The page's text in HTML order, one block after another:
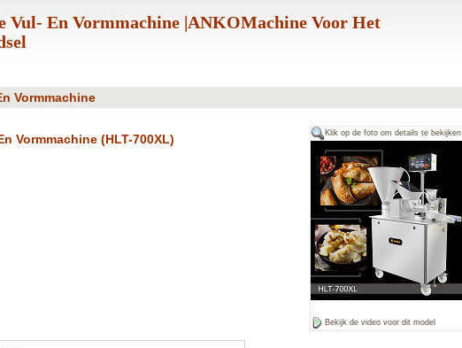
En Vormmachine |ANKOMachine Voor Het
Vormmachine
Klik op de foto om details te bekijken
Bekijk de video voor dit model
Vormmachine (HLT-700XL)